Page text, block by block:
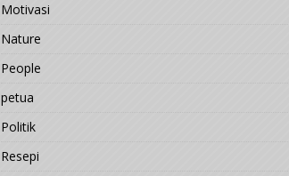
Motivasi
Nature
People
petua
Politik
Resepi